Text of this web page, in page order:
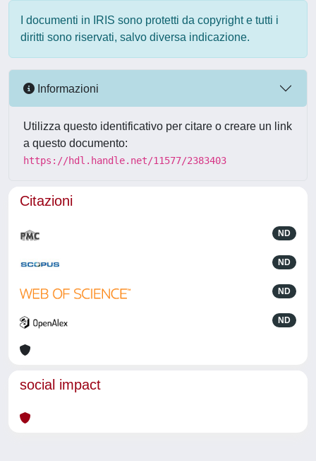
I documenti in IRIS sono protetti da copyright e tutti i
diritti sono riservati, salvo diversa indicazione.
Informazioni
Utilizza questo identificativo per citare o creare un link
a questo documento:
https://hdl.handle.net/11577/2383403
Citazioni
ND
ND
ND
ND
social impact